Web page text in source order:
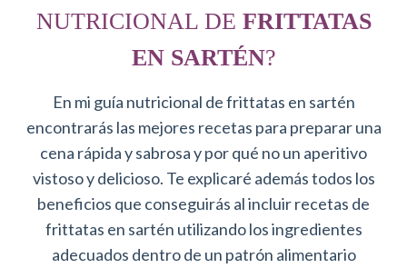
NUTRICIONAL DE FRITTATAS
EN SARTÉN?
En mi guía nutricional de frittatas en sartén
encontrarás las mejores recetas para preparar una
cena rápida y sabrosa y por qué no un aperitivo
vistoso y delicioso. Te explicaré además todos los
beneficios que conseguirás al incluir recetas de
frittatas en sartén utilizando los ingredientes
adecuados dentro de un patrón alimentario